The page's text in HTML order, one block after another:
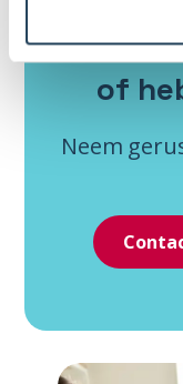
Wil je
of
Neem